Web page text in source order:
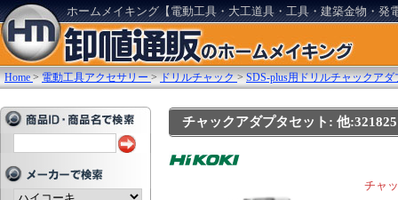
ホームメイキング【電動工具・大工道具・工具・建築金物・発
Home >電動工具アクセサリー >ドリルチャック >SDS-plus用ドリルチャックアダ
チャックアダプタセット: 他:321825
チャ